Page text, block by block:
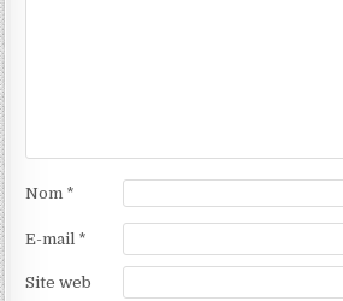
Nom *
E-mail *
Site web